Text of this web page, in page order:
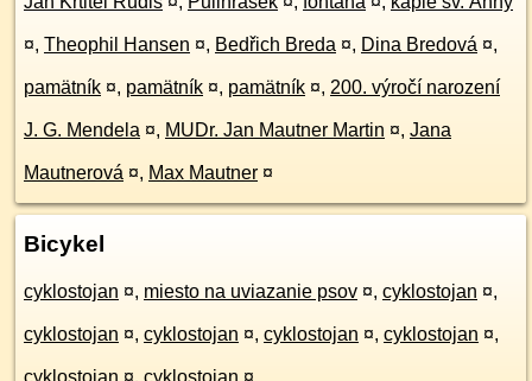
¤, Theophil Hansen ¤, Bedřich Breda ¤, Dina Bredová ¤,
pamätník ¤, pamätník ¤, pamätník ¤, 200. výročí narození
J. G. Mendela ¤, MUDr. Jan Mautner Martin ¤, Jana
Mautnerová ¤, Max Mautner ¤
Bicykel
cyklostojan ¤, miesto na uviazanie psov ¤, cyklostojan ¤,
cyklostojan ¤, cyklostojan ¤, cyklostojan ¤, cyklostojan ¤,
cyklostojan ¤, cyklostojan ¤